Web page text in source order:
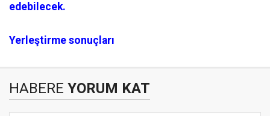
edebilecek.
Yerleştirme sonuçları
HABERE YORUM KAT